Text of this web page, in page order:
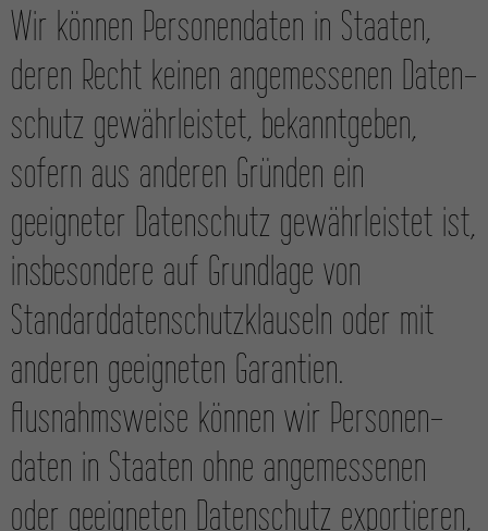
Wir können Personen­daten in Staaten,
deren Recht keinen angemessenen Daten­
schutz gewähr­leistet, bekannt­geben,
sofern aus anderen Gründen ein
geeigneter Daten­schutz gewähr­leistet ist,
ins­besondere auf Grund­lage von
Standard­datenschutz­klauseln oder mit
anderen geeigneten Garantien.
Ausnahms­weise können wir Personen­
daten in Staaten ohne angemessenen
oder geeigneten Daten­schutz exportieren,